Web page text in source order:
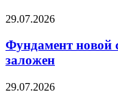
29.07.2026
Фундамент новой
заложен
29.07.2026